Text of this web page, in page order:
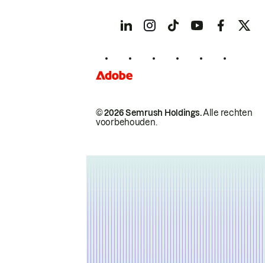
© 2026 Semrush Holdings.Alle rechten
voorbehouden.